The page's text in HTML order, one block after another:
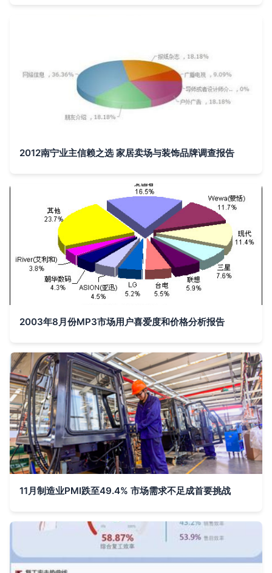
2012南宁业主信赖之选 家居卖场与装饰品牌调查报告
2003年8月份MP3市场用户喜爱度和价格分析报告
11月制造业PMI跌至49.4% 市场需求不足成首要挑战